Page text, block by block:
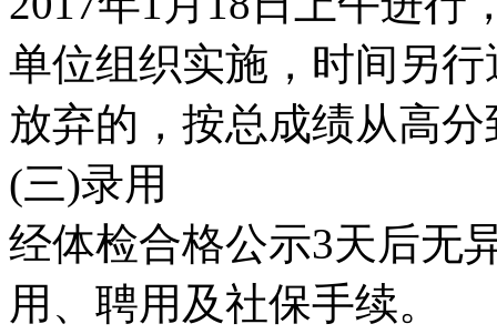
单位组织实施，时间另
放弃的，按总成绩从高
(三)录用
经体检合格公示3天后无
用、聘用及社保手续。